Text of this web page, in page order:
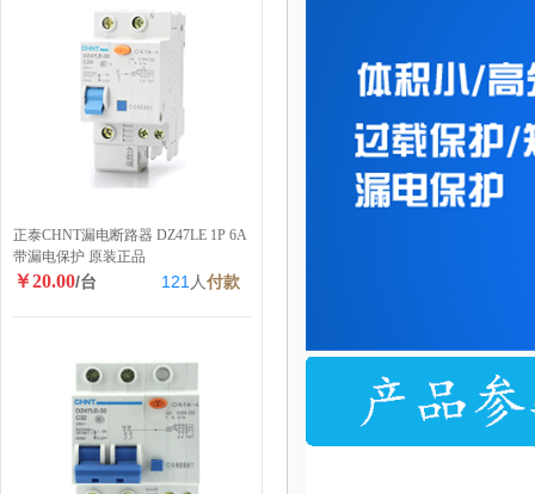
正泰CHNT漏电断路器 DZ47LE 1P 6A
带漏电保护 原装正品
￥20.00/台 121 人付款